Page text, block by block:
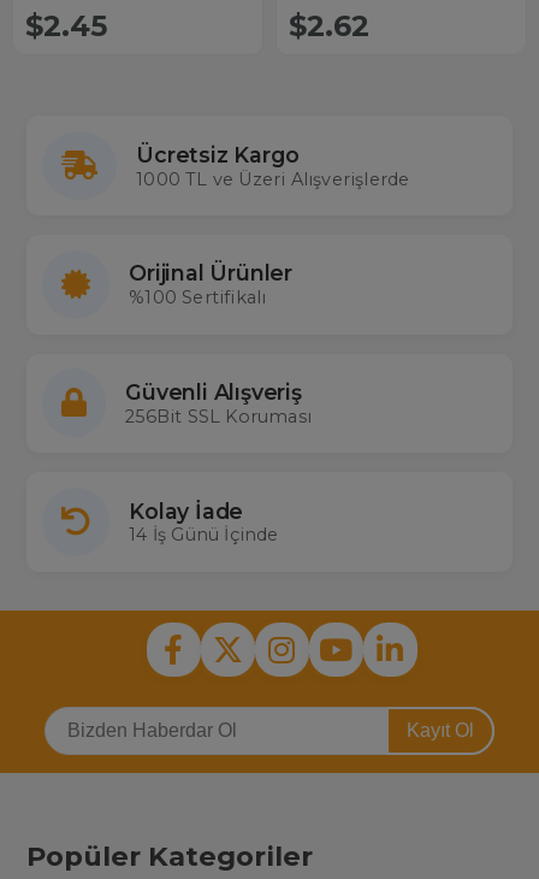
Cihazı
$2.45 $2.62
Ücretsiz Kargo
1000 TL ve Üzeri Alışverişlerde
Orijinal Ürünler
%100 Sertifikalı
Güvenli Alışveriş
256Bit SSL Koruması
Kolay İade
14 İş Günü İçinde
Kayıt Ol
Popüler Kategoriler